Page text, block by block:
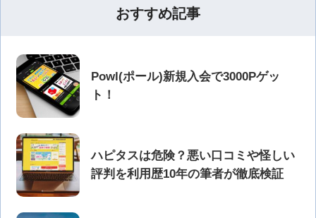
おすすめ記事
Powl(ポール)新規入会で3000Pゲッ
ト！
ハピタスは危険？悪い口コミや怪しい
評判を利用歴10年の筆者が徹底検証